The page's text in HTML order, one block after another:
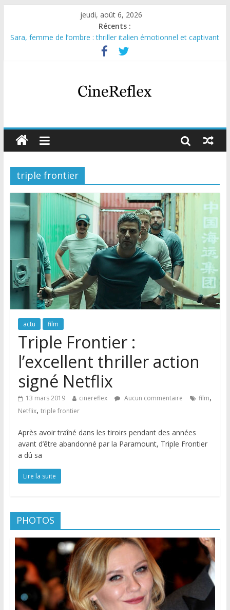
jeudi, août 6, 2026
Récents :
Sara, femme de l’ombre : thriller italien émotionnel et captivant
Journal d’une fille larguée : nouvelle série suédoise sur Netflix
Aema : mini-série sur le tournage d’un film érotique devenu
Glass Heart : excellente série musicale avec Takeru Satō
Olympo, saison 1 : nouvelle série qui séduira les fans de
triple frontier
actu film
Triple Frontier :
l’excellent thriller action
signé Netflix
13 mars 2019 cinereflex Aucun commentaire film,
Netflix, triple frontier
Après avoir traîné dans les tiroirs pendant des années
avant d’être abandonné par la Paramount, Triple Frontier
a dû sa
Lire la suite
PHOTOS